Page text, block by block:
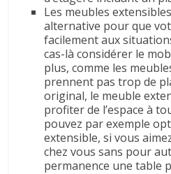
Les meubles
alternative pour que
facilement aux
cas-là considérer le
plus, comme les
prennent pas trop de
original, le meuble
profiter de l’espace à
pouvez par exemple
extensible, si vous
chez vous sans pour
permanence une table